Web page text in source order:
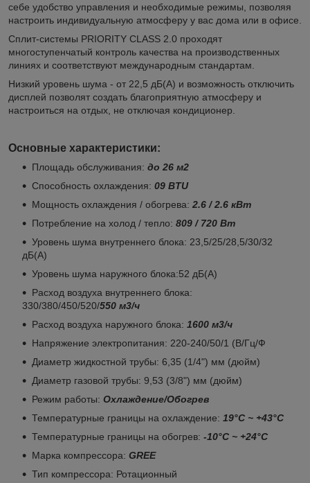
себе удобство управления и необходимые режимы, позволяя
настроить индивидуальную атмосферу у вас дома или в офисе.
Сплит-системы PRIORITY CLASS 2.0 проходят
многоступенчатый контроль качества на производственных
линиях и соответствуют международным стандартам.
Низкий уровень шума - от 22,5 дБ(А) и возможность отключить
дисплей позволят создать благоприятную атмосферу и
настроиться на отдых, не отключая кондиционер.
Основные характеристики:
Площадь обслуживания: до 26 м2
Способность охлаждения: 09 BTU
Мощность охлаждения / обогрева: 2.6 / 2.6 кВт
Потребление на холод / тепло: 809 / 720 Вт
Уровень шума внутреннего блока: 23,5/25/28,5/30/32
дБ(А)
Уровень шума наружного блока:52 дБ(А)
Расход воздуха внутреннего блока:
330/380/450/520/550 м3/ч
Расход воздуха наружного блока: 1600 м3/ч
Напряжение электропитания: 220-240/50/1 (В/Гц/Ф
Диаметр жидкостной трубы: 6,35 (1/4") мм (дюйм)
Диаметр газовой трубы: 9,53 (3/8") мм (дюйм)
Режим работы: Охлаждение/Обогрев
Температурные границы на охлаждение: 19°С ~ +43°С
Температурные границы на обогрев: -10°С ~ +24°С
Марка компрессора: GREE
Тип компрессора: Ротационный